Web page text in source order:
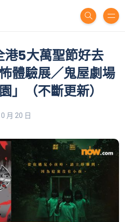
5大萬聖節好去
體驗展／鬼屋劇場
」（不斷更新）
月 20 日